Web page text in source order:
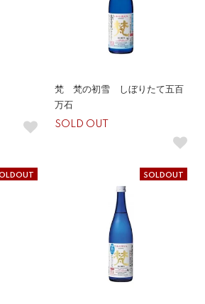
梵 梵の初雪 しぼりたて五百
万石
SOLD OUT
SOLDOUT